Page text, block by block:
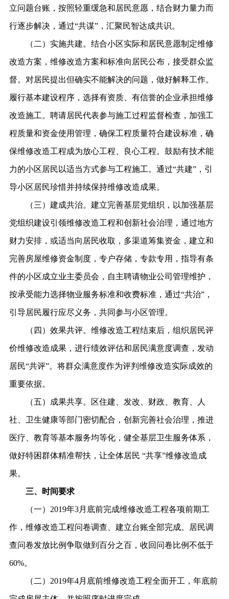
立问题台账，按照轻重缓急和居民意愿，结合财力量力而
行逐步解决，通过“共谋”，汇聚民智达成共识。
（二）实施共建。结合小区实际和居民意愿制定维修
改造方案，维修改造方案和标准向居民公布，接受群众监
督。对居民提出但确实不能解决的问题，做好解释工作。
履行基本建设程序，选择有资质、有信誉的企业承担维修
改造施工。聘请居民代表参与施工过程监督检查，加强工
程质量和资金使用管理，确保工程质量符合建设标准，确
保维修改造工程成为放心工程、良心工程。鼓励有技术能
力的小区居民以适当方式参与工程施工。通过“共建”，引
导小区居民珍惜并持续保持维修改造成果。
（三）建成共治。建立完善基层党组织，以加强基层
党组织建设引领维修改造工程和创新社会治理，通过地方
财力安排，或适当向居民收取，多渠道筹集资金，建立和
完善房屋维修资金制度，专户存储，专款专用，指导有条
件的小区成立业主委员会，自主聘请物业公司管理维护，
按承受能力选择物业服务标准和收费标准，通过“共治”，
引导居民履行应尽义务，共同参与小区管理。
（四）效果共评。维修改造工程结束后，组织居民评
价维修改造成果，进行绩效评估和居民满意度调查，发动
居民“共评”。将群众满意度作为评判维修改造实际成效的
重要依据。
（五）成果共享。区住建、发改、财政、教育、人
社、卫生健康等部门密切配合，创新完善社会治理，推进
医疗、教育等基本服务均等化，健全基层卫生服务体系，
做好特困群体精准帮扶，让全体居民 “共享”维修改造成
果。
三、时间要求
（一） 2019年3月底前完成维修改造工程各项前期工
作，维修改造工程问卷调查、建立台账全部完成。居民调
查问卷发放比例争取做到百分之百，收回问卷比例不低于
60%。
（二） 2019年4月底前维修改造工程全面开工，年底前